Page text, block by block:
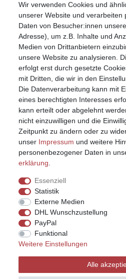
Mein Konto
Registrieren
Anmelden (Login)
Warenkorb
Wir verwenden Cookies und
unserer Website und verarbeiten
Daten von Besucher:innen
Adresse), um z.B. Inhalte und
Medien von Drittanbietern
unsere Website zu analysieren.
erfolgt erst durch gesetzte
mit Dritten, die wir in den
Die Datenverarbeitung kann mit
eines berechtigten Interesses
kann erteilt oder abgelehnt
nicht einzuwilligen und die
Zeitpunkt zu ändern oder zu
unser Impressum und weitere
personenbezogener Daten in
erklärung
Essenziell
Statistik
Externe Medien
DHL Wunschzustellung
PayPal
Funktional
Weitere Einstellungen
Alle